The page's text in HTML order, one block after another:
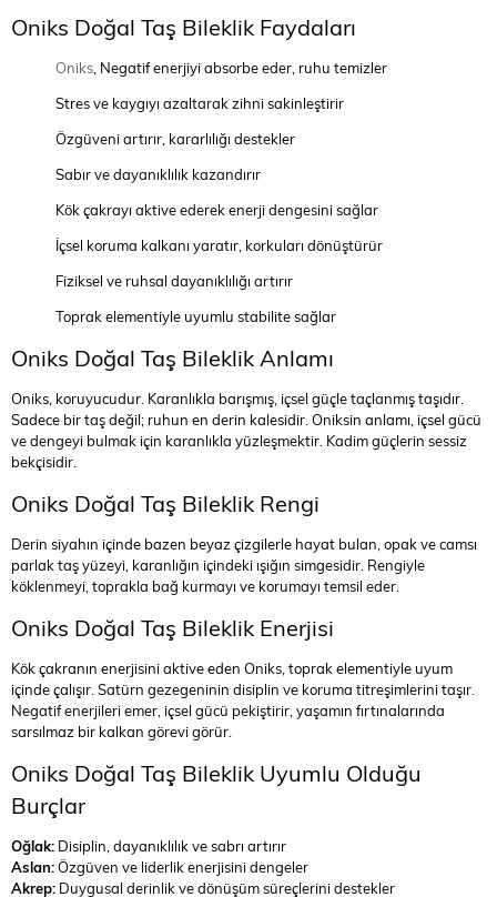
Oniks Doğal Taş Bileklik Faydaları
Oniks, Negatif enerjiyi absorbe eder, ruhu temizler
Stres ve kaygıyı azaltarak zihni sakinleştirir
Özgüveni artırır, kararlılığı destekler
Sabır ve dayanıklılık kazandırır
Kök çakrayı aktive ederek enerji dengesini sağlar
İçsel koruma kalkanı yaratır, korkuları dönüştürür
Fiziksel ve ruhsal dayanıklılığı artırır
Toprak elementiyle uyumlu stabilite sağlar
Oniks Doğal Taş Bileklik Anlamı
Oniks, koruyucudur. Karanlıkla barışmış, içsel güçle taçlanmış taşıdır.
Sadece bir taş değil; ruhun en derin kalesidir. Oniksin anlamı, içsel gücü
ve dengeyi bulmak için karanlıkla yüzleşmektir. Kadim güçlerin sessiz
bekçisidir.
Oniks Doğal Taş Bileklik Rengi
Derin siyahın içinde bazen beyaz çizgilerle hayat bulan, opak ve camsı
parlak taş yüzeyi, karanlığın içindeki ışığın simgesidir. Rengiyle
köklenmeyi, toprakla bağ kurmayı ve korumayı temsil eder.
Oniks Doğal Taş Bileklik Enerjisi
Kök çakranın enerjisini aktive eden Oniks, toprak elementiyle uyum
içinde çalışır. Satürn gezegeninin disiplin ve koruma titreşimlerini taşır.
Negatif enerjileri emer, içsel gücü pekiştirir, yaşamın fırtınalarında
sarsılmaz bir kalkan görevi görür.
Oniks Doğal Taş Bileklik Uyumlu Olduğu
Burçlar
Oğlak: Disiplin, dayanıklılık ve sabrı artırır
Aslan:Özgüven ve liderlik enerjisini dengeler
Akrep: Duygusal derinlik ve dönüşüm süreçlerini destekler